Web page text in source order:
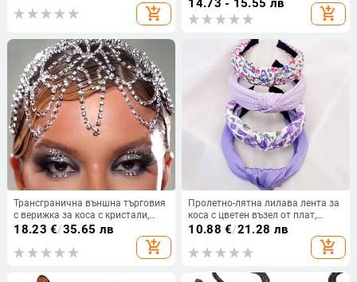
add_shopping_cart
фиби, аксесоари за коса
14.73 - 15.55 лв
add_shopping_cart
Трансгранична външна търговия
с верижка за коса с кристали,
модна преувеличена етническа
стилна универсална булчинска
прическа, верижка за коса за
18.23 €/35.65 лв
add_shopping_cart
Пролетно-лятна лилава лента за
коса с цветен възел от плат,
широка периферия, дамски,
сладък аксесоар за коса, лента за
измиване на лице
10.88 €/21.28 лв
add_shopping_cart